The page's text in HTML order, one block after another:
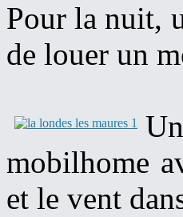
Pour la nuit,
de louer un
mobilhome
et le vent